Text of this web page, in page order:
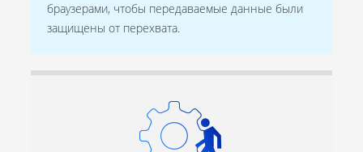
браузерами, чтобы передаваемые данные были
защищены от перехвата.